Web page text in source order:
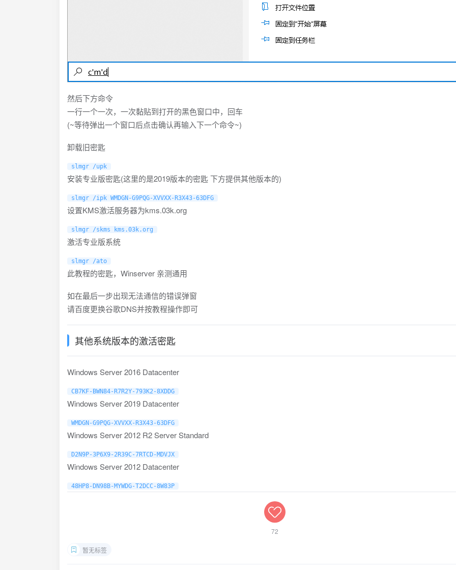
然后下方命令
一行一个一次，一次黏贴到打开的黑色窗口中，回车
(~等待弹出一个窗口后点击确认再输入下一个命令~)
卸载旧密匙
slmgr /upk
安装专业版密匙(这里的是2019版本的密匙 下方提供其他版本的)
slmgr /ipk WMDGN-G9PQG-XVVXX-R3X43-63DFG
设置KMS激活服务器为kms.03k.org
slmgr /skms kms.03k.org
激活专业版系统
slmgr /ato
此教程的密匙，Winserver 亲测通用
如在最后一步出现无法通信的错误弹窗
请百度更换谷歌DNS并按教程操作即可
其他系统版本的激活密匙
Windows Server 2016 Datacenter
CB7KF-BWN84-R7R2Y-793K2-8XDDG
Windows Server 2019 Datacenter
WMDGN-G9PQG-XVVXX-R3X43-63DFG
Windows Server 2012 R2 Server Standard
D2N9P-3P6X9-2R39C-7RTCD-MDVJX
Windows Server 2012 Datacenter
48HP8-DN98B-MYWDG-T2DCC-8W83P
72
暂无标签